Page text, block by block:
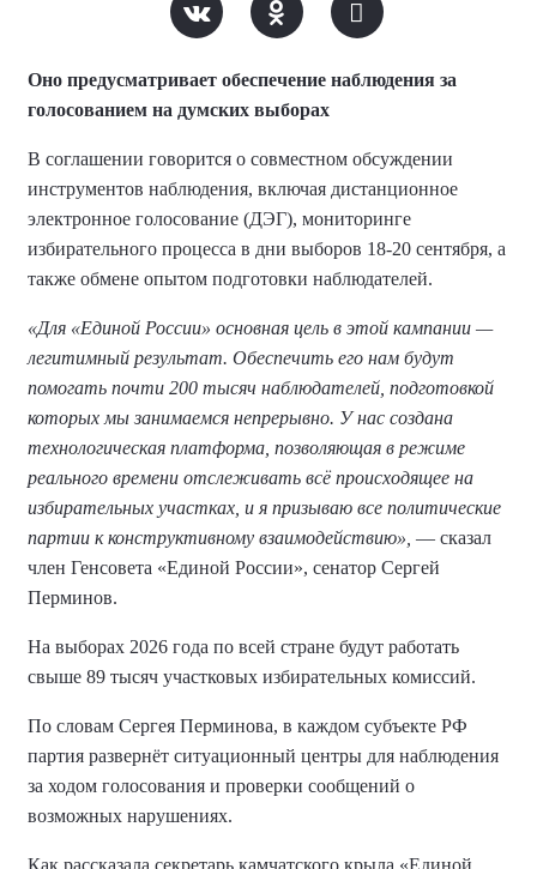
Оно предусматривает обеспечение наблюдения за
голосованием на думских выборах
В соглашении говорится о совместном обсуждении
инструментов наблюдения, включая дистанционное
электронное голосование (ДЭГ), мониторинге
избирательного процесса в дни выборов 18-20 сентября, а
также обмене опытом подготовки наблюдателей.
«Для «Единой России» основная цель в этой кампании —
легитимный результат. Обеспечить его нам будут
помогать почти 200 тысяч наблюдателей, подготовкой
которых мы занимаемся непрерывно. У нас создана
технологическая платформа, позволяющая в режиме
реального времени отслеживать всё происходящее на
избирательных участках, и я призываю все политические
партии к конструктивному взаимодействию», — сказал
член Генсовета «Единой России», сенатор Сергей
Перминов.
На выборах 2026 года по всей стране будут работать
свыше 89 тысяч участковых избирательных комиссий.
По словам Сергея Перминова, в каждом субъекте РФ
партия развернёт ситуационный центры для наблюдения
за ходом голосования и проверки сообщений о
возможных нарушениях.
Как рассказала секретарь камчатского крыла «Единой